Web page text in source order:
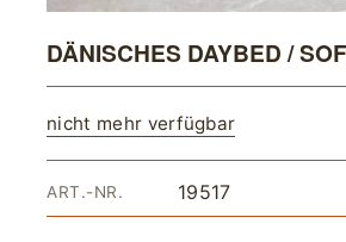
DÄNISCHES DAYBED /
nicht mehr verfügbar
ART.-NR. 19517